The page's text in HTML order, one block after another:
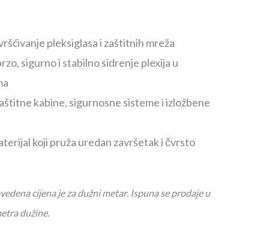
pleksiglasa i zaštitnih mreža
sigurno i stabilno sidrenje plexija u
kabine, sigurnosne sisteme i izložbene
koji pruža uredan završetak i čvrsto
cijena je za dužni metar. Ispuna se prodaje u
dužine.